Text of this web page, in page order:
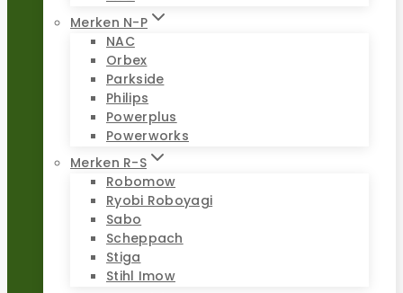
Merken N-P
NAC
Orbex
Parkside
Philips
Powerplus
Powerworks
Merken R-S
Robomow
Ryobi Roboyagi
Sabo
Scheppach
Stiga
Stihl Imow